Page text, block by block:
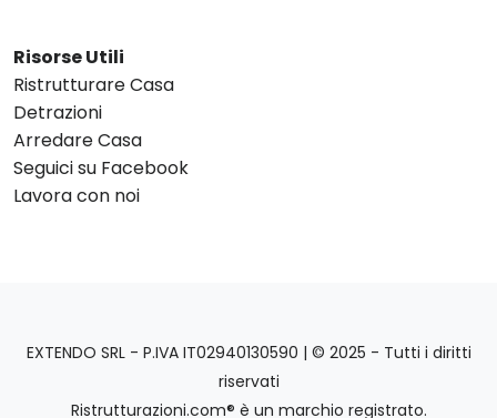
Risorse Utili
Ristrutturare Casa
Detrazioni
Arredare Casa
Seguici su Facebook
Lavora con noi
EXTENDO SRL - P.IVA IT02940130590 | © 2025 - Tutti i diritti
riservati
Ristrutturazioni.com® è un marchio registrato.